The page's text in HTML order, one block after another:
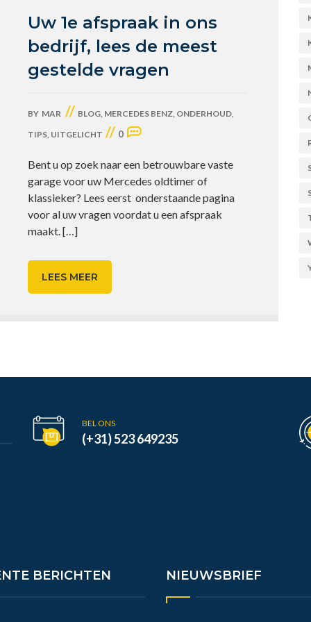
Uw 1e afspraak in ons
bedrijf, lees de meest
gestelde vragen
BY MAR // BLOG, MERCEDES BENZ, ONDERHOUD,
TIPS, UITGELICHT // 0
Bent u op zoek naar een betrouwbare vaste
garage voor uw Mercedes oldtimer of
klassieker? Lees eerst onderstaande pagina
voor al uw vragen voordat u een afspraak
maakt.[…]
LEES MEER
BEL ONS
(+31) 523 649235
BERICHTEN NIEUWSBRIEF